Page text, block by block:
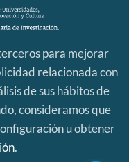
|
para mejorar
relacionada con
de sus hábitos de
consideramos que
u obtener
.